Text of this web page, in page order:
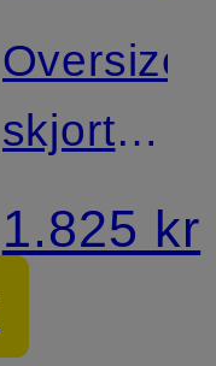
Oversized
JEA
med
3/4-
1.825 kr